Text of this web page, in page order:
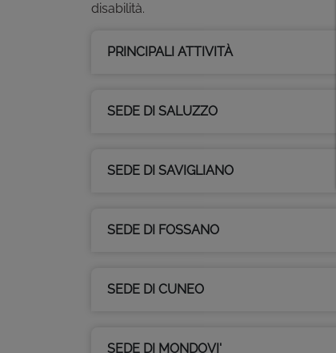
disabilità.
PRINCIPALI ATTIVITÀ
SEDE DI SALUZZO
SEDE DI SAVIGLIANO
SEDE DI FOSSANO
SEDE DI CUNEO
SEDE DI MONDOVI'